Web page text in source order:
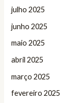
julho 2025
junho 2025
maio 2025
abril 2025
março 2025
fevereiro 2025